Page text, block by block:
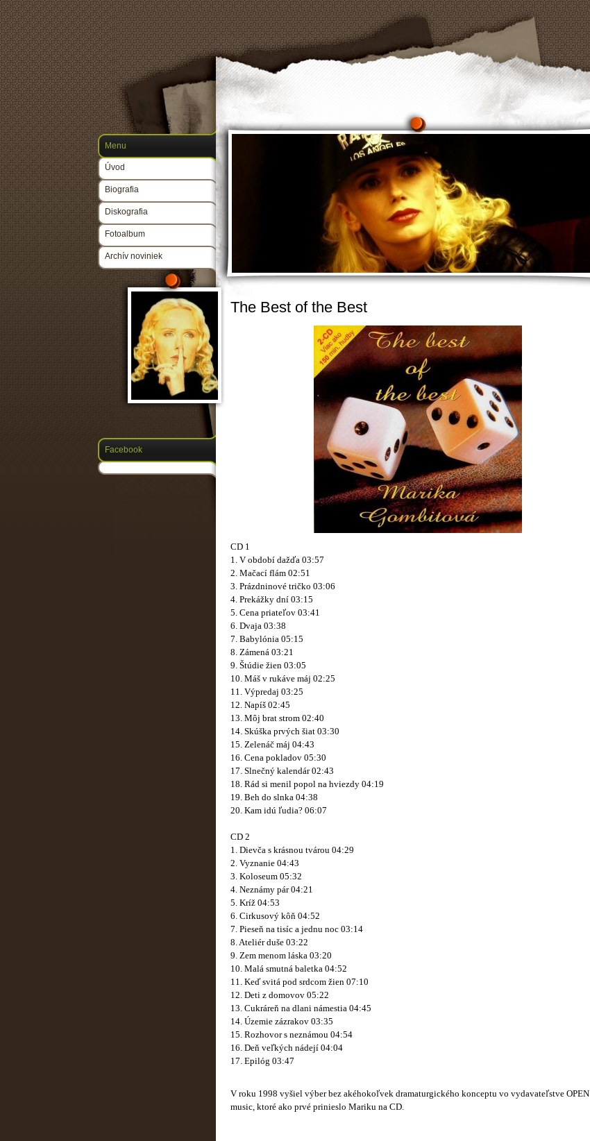
The Best of the Best
CD 1
1. V období dažďa 03:57
2. Mačací flám 02:51
3. Prázdninové tričko 03:06
4. Prekážky dní 03:15
5. Cena priateľov 03:41
6. Dvaja 03:38
7. Babylónia 05:15
8. Zámená 03:21
9. Štúdie žien 03:05
10. Máš v rukáve máj 02:25
11. Výpredaj 03:25
12. Napíš 02:45
13. Môj brat strom 02:40
14. Skúška prvých šiat 03:30
15. Zelenáč máj 04:43
16. Cena pokladov 05:30
17. Slnečný kalendár 02:43
18. Rád si menil popol na hviezdy 04:19
19. Beh do slnka 04:38
20. Kam idú ľudia? 06:07
CD 2
1. Dievča s krásnou tvárou 04:29
2. Vyznanie 04:43
3. Koloseum 05:32
4. Neznámy pár 04:21
5. Kríž 04:53
6. Cirkusový kôň 04:52
7. Pieseň na tisíc a jednu noc 03:14
8. Ateliér duše 03:22
9. Zem menom láska 03:20
10. Malá smutná baletka 04:52
11. Keď svitá pod srdcom žien 07:10
12. Deti z domovov 05:22
13. Cukráreň na dlani námestia 04:45
14. Územie zázrakov 03:35
15. Rozhovor s neznámou 04:54
16. Deň veľkých nádejí 04:04
17. Epilóg 03:47
V roku 1998 vyšiel výber bez akéhokoľvek dramaturgického konceptu vo vydavateľstve OPEN
music, ktoré ako prvé prinieslo Mariku na CD.
Menu
Úvod
Biografia
Diskografia
Fotoalbum
Archív noviniek
Facebook